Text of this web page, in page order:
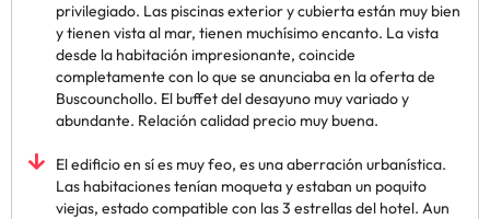
privilegiado. Las piscinas exterior y cubierta están muy bien
y tienen vista al mar, tienen muchísimo encanto. La vista
desde la habitación impresionante, coincide
completamente con lo que se anunciaba en la oferta de
Buscounchollo. El buffet del desayuno muy variado y
abundante. Relación calidad precio muy buena.
El edificio en sí es muy feo, es una aberración urbanística.
Las habitaciones tenían moqueta y estaban un poquito
viejas, estado compatible con las 3 estrellas del hotel. Aun